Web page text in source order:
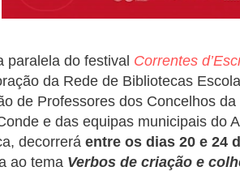
paralela do festival Correntes
da Rede de Bibliotecas
de Professores dos Concelhos
e das equipas municipais do
decorrerá entre os dias 20 e 24
ao tema Verbos de criação e